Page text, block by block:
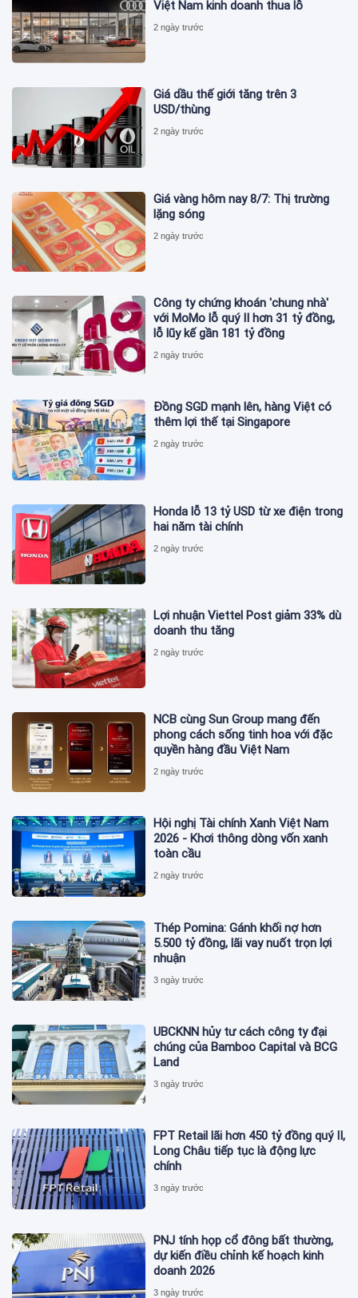
Việt Nam kinh doanh thua lỗ
2 ngày trước
Giá dầu thế giới tăng trên 3
USD/thùng
2 ngày trước
Giá vàng hôm nay 8/7: Thị trường
lặng sóng
2 ngày trước
Công ty chứng khoán 'chung nhà'
với MoMo lỗ quý II hơn 31 tỷ đồng,
lỗ lũy kế gần 181 tỷ đồng
2 ngày trước
Đồng SGD mạnh lên, hàng Việt có
thêm lợi thế tại Singapore
2 ngày trước
Honda lỗ 13 tỷ USD từ xe điện trong
hai năm tài chính
2 ngày trước
Lợi nhuận Viettel Post giảm 33% dù
doanh thu tăng
2 ngày trước
NCB cùng Sun Group mang đến
phong cách sống tinh hoa với đặc
quyền hàng đầu Việt Nam
2 ngày trước
Hội nghị Tài chính Xanh Việt Nam
2026 - Khơi thông dòng vốn xanh
toàn cầu
2 ngày trước
Thép Pomina: Gánh khối nợ hơn
5.500 tỷ đồng, lãi vay nuốt trọn lợi
nhuận
3 ngày trước
UBCKNN hủy tư cách công ty đại
chúng của Bamboo Capital và BCG
Land
3 ngày trước
FPT Retail lãi hơn 450 tỷ đồng quý II,
Long Châu tiếp tục là động lực
chính
3 ngày trước
PNJ tính họp cổ đông bất thường,
dự kiến điều chỉnh kế hoạch kinh
doanh 2026
3 ngày trước